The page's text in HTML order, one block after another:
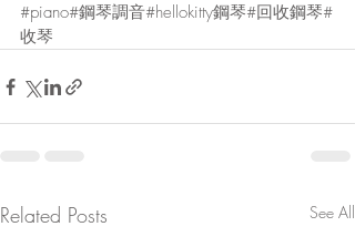
#piano#鋼琴調音#hellokitty鋼琴#回收鋼琴#
收琴
Related Posts See All